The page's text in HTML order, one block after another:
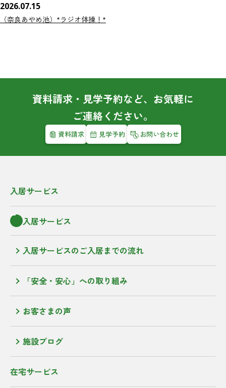
2026.07.15
（奈良あやめ池）*ラジオ体操！*
資料請求・見学予約など、お気軽に
ご連絡ください。
資料請求 見学予約 お問い合わせ
入居サービス
入居サービス
入居サービスのご入居までの流れ
「安全・安心」への取り組み
お客さまの声
施設ブログ
在宅サービス